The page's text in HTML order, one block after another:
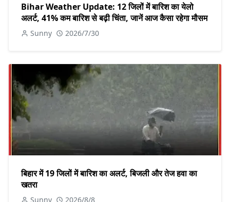
Bihar Weather Update: 12 जिलों में बारिश का येलो
अलर्ट, 41% कम बारिश से बढ़ी चिंता, जानें आज कैसा रहेगा मौसम
Sunny 2026/7/30
बिहार में 19 जिलों में बारिश का अलर्ट, बिजली और तेज हवा का
खतरा
Sunny 2026/8/8